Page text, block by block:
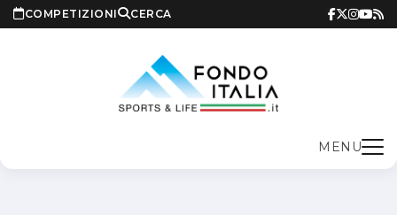
COMPETIZIONI CERCA
MENU